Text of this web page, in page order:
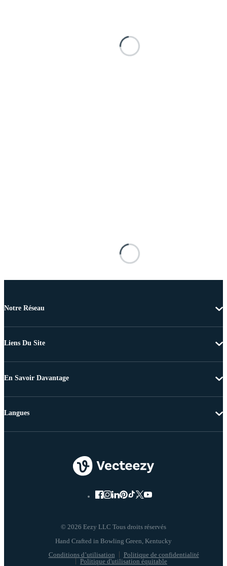
Notre Réseau
Liens Du Site
En Savoir Davantage
© 2026 Eezy LLC Tous droits réservés
Conditions d’utilisation
Politique de confidentialité
Politique d'utilisation équitable
Langues